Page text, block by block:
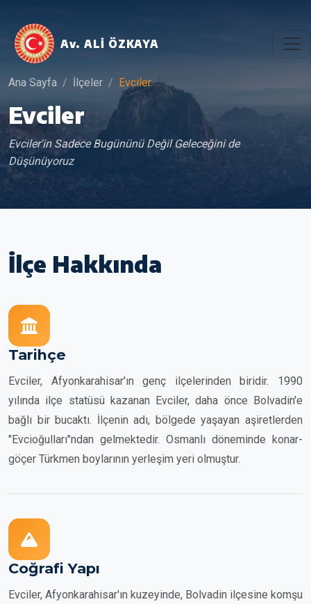
Av. ALİ ÖZKAYA
Ana Sayfa İlçeler Evciler
Evciler
Evciler'in Sadece Bugününü Değil Geleceğini de
Düşünüyoruz
İlçe Hakkında
Tarihçe
Evciler, Afyonkarahisar'ın genç ilçelerinden biridir. 1990
yılında ilçe statüsü kazanan Evciler, daha önce Bolvadin'e
bağlı bir bucaktı. İlçenin adı, bölgede yaşayan aşiretlerden
"Evcioğulları"ndan gelmektedir. Osmanlı döneminde konar-
göçer Türkmen boylarının yerleşim yeri olmuştur.
Coğrafi Yapı
Evciler, Afyonkarahisar'ın kuzeyinde, Bolvadin ilçesine komşu